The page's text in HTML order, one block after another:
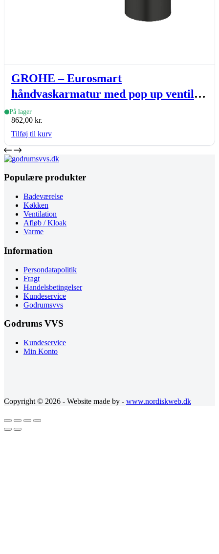
GROHE – Eurosmart
håndvaskarmatur med pop up ventil
og lav tud, mat sort
På lager
862,00 kr.
Tilføj til kurv
Populære produkter
Badeværelse
Køkken
Ventilation
Afløb / Kloak
Varme
Information
Persondatapolitik
Fragt
Handelsbetingelser
Kundeservice
Godrumsvvs
Godrums VVS
Kundeservice
Min Konto
Copyright © 2026 - Website made by - www.nordiskweb.dk